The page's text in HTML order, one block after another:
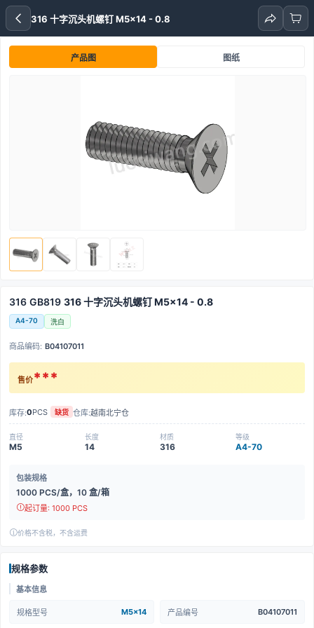
316 十字沉头机螺钉 M5x14 - 0.8
产品图 图纸
316 GB819 316 十字沉头机螺钉 M5x14 - 0.8
A4-70 洗白
商品编码: B04107011
售价***
库存:0PCS 缺货 仓库:越南北宁仓
直径
M5
长度
14
材质
316
等级
A4-70
包装规格
1000 PCS/盒，10 盒/箱
起订量: 1000 PCS
价格不含税，不含运费
规格参数
基本信息
规格型号 M5x14 产品编号 B04107011